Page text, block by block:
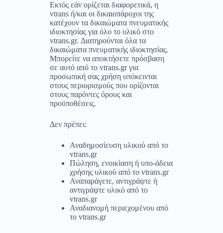
Εκτός εάν ορίζεται διαφορετικά, η
vtrans ή/και οι δικαιοπάροχοι της
κατέχουν τα δικαιώματα πνευματικής
ιδιοκτησίας για όλο το υλικό στο
vtrans.gr. Διατηρούνται όλα τα
δικαιώματα πνευματικής ιδιοκτησίας.
Μπορείτε να αποκτήσετε πρόσβαση
σε αυτό από το vtrans.gr για
προσωπική σας χρήση υπόκεινται
στους περιορισμούς που ορίζονται
στους παρόντες όρους και
προϋποθέσεις.
Δεν πρέπει:
Αναδημοσίευση υλικού από το
vtrans.gr
Πώληση, ενοικίαση ή υπο-άδεια
χρήσης υλικού από το vtrans.gr
Αναπαράγετε, αντιγράψτε ή
αντιγράψτε υλικό από το
vtrans.gr
Αναδιανομή περιεχομένου από
το vtrans.gr